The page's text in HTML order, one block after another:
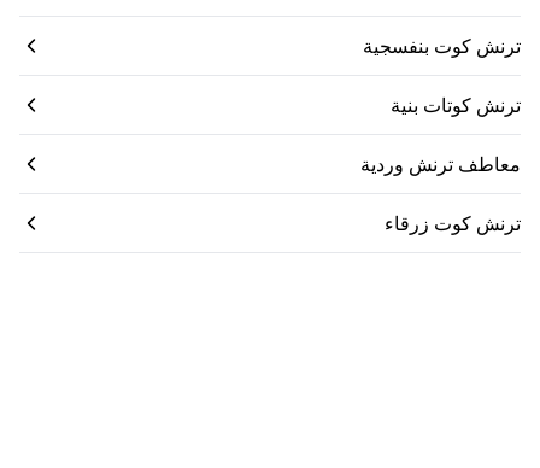
ترنش كوت بنفسجية
ترنش كوتات بنية
معاطف ترنش وردية
ترنش كوت زرقاء